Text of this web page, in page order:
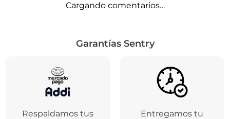
Cargando comentarios…
Garantías Sentry
Respaldamos tus
Entregamos tu